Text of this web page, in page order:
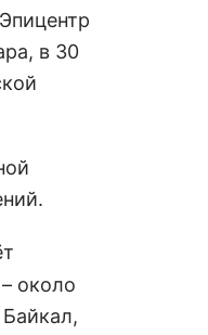
в 30
около